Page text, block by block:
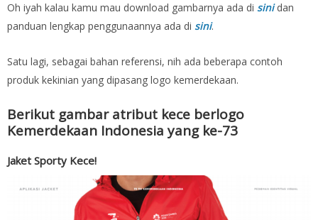
Oh iyah kalau kamu mau download gambarnya ada di sinidan
panduan lengkap penggunaannya ada di sini.
Satu lagi, sebagai bahan referensi, nih ada beberapa contoh
produk kekinian yang dipasang logo kemerdekaan.
Berikut gambar atribut kece berlogo
Kemerdekaan Indonesia yang ke-73
Jaket Sporty Kece!